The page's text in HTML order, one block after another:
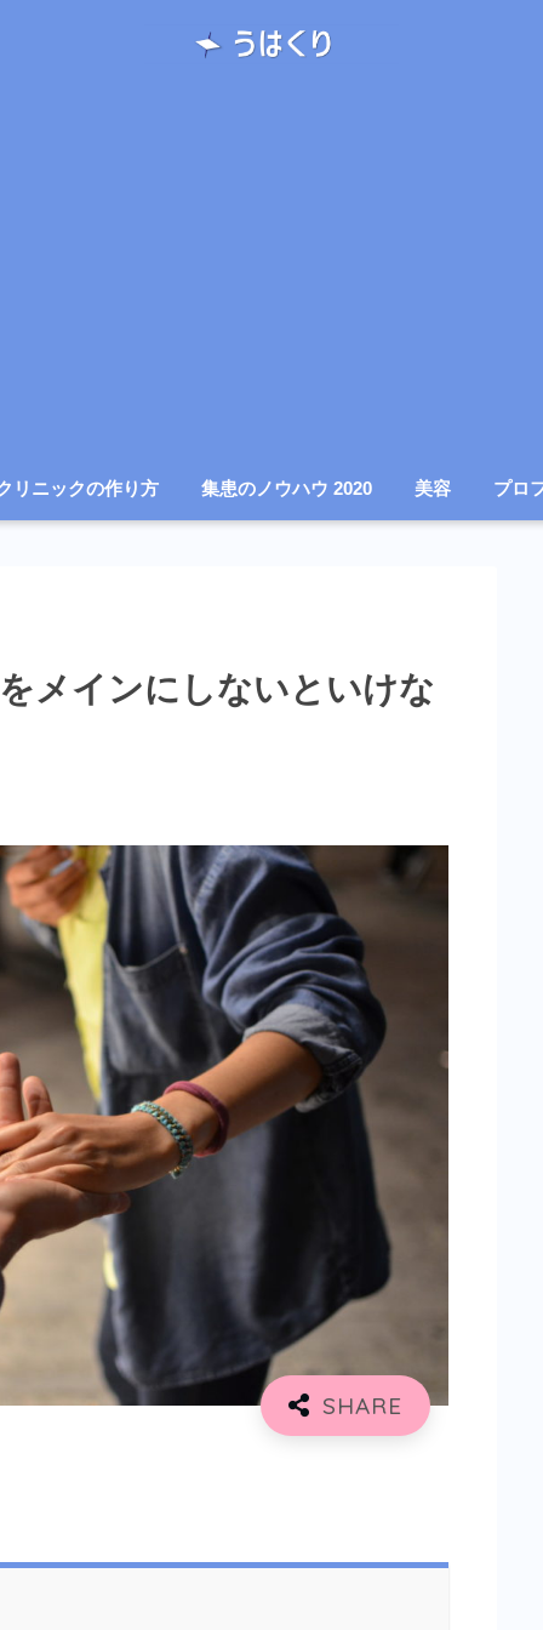
リニックの作り方 集患のノウハウ 2020 美容 プロ
メインにしないといけな